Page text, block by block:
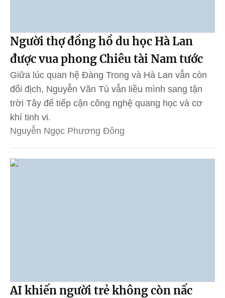
Người thợ đồng hồ du học Hà Lan
được vua phong Chiêu tài Nam tước
Giữa lúc quan hệ Đàng Trong và Hà Lan vẫn còn
đối địch, Nguyễn Văn Tú vẫn liều mình sang tận
trời Tây để tiếp cận công nghệ quang học và cơ
khí tinh vi.
Nguyễn Ngọc Phương Đông
AI khiến người trẻ không còn nấc